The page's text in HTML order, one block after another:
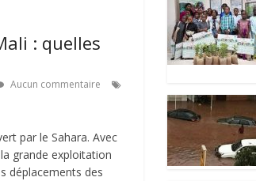
: quelles
Aucun commentaire
par le Sahara. Avec
grande exploitation
déplacements des